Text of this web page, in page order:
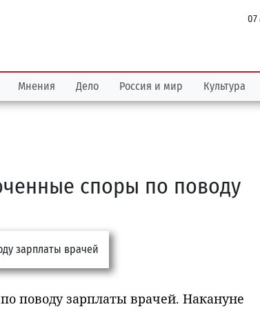
07
Мнения Дело Россия и мир Культура
споры по поводу
поводу зарплаты врачей. Накануне